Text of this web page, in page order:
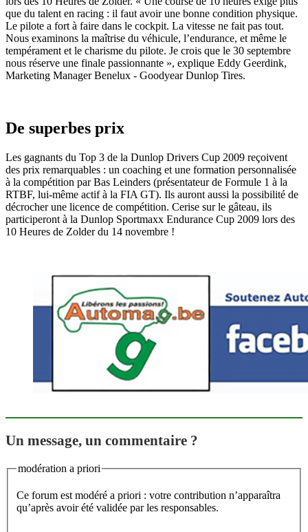
que du talent en racing : il faut avoir une bonne condition physique.
Le pilote a fort à faire dans le cockpit. La vitesse ne fait pas tout.
Nous examinons la maîtrise du véhicule, l’endurance, et même le
tempérament et le charisme du pilote. Je crois que le 30 septembre
nous réserve une finale passionnante », explique Eddy Geerdink,
Marketing Manager Benelux - Goodyear Dunlop Tires.
De superbes prix
Les gagnants du Top 3 de la Dunlop Drivers Cup 2009 reçoivent
des prix remarquables : un coaching et une formation personnalisée
à la compétition par Bas Leinders (présentateur de Formule 1 à la
RTBF, lui-même actif à la FIA GT). Ils auront aussi la possibilité de
décrocher une licence de compétition. Cerise sur le gâteau, ils
participeront à la Dunlop Sportmaxx Endurance Cup 2009 lors des
10 Heures de Zolder du 14 novembre !
Un message, un commentaire ?
modération a priori
Ce forum est modéré a priori : votre contribution n’apparaîtra
qu’après avoir été validée par les responsables.